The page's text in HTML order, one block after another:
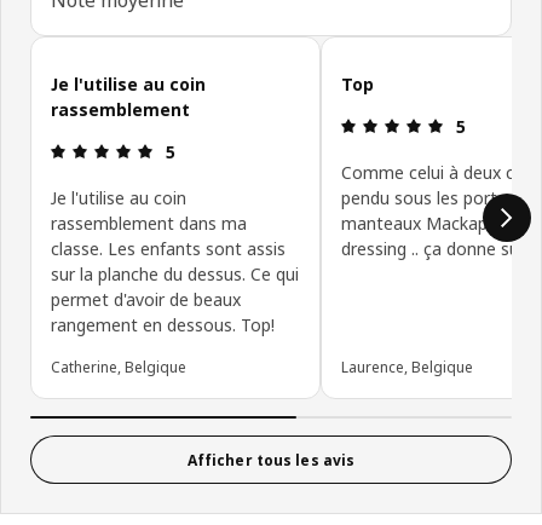
Ignorer les avis clients
Je l'utilise au coin
rassemblement
Évaluation: 5 sur 5 étoiles.
5
Je l'utilise au coin
rassemblement dans ma
classe. Les enfants sont assis
sur la planche du dessus. Ce qui
permet d'avoir de beaux
rangement en dessous. Top!
Catherine, Belgique
Top
5
Comme celui à deux
pendu sous les porte-
manteaux Mackapar.
dressing .. ça donne
Laurence, Belgique
Afficher tous les avis